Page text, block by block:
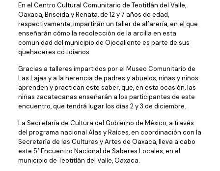
En el Centro Cultural Comunitario de Teotitlán del Valle,
Oaxaca, Briseida y Renata, de 12 y 7 años de edad,
respectivamente, impartirán un taller de alfarería, en el que
enseñarán cómo la recolección de la arcilla en esta
comunidad del municipio de Ojocaliente es parte de sus
quehaceres cotidianos.
Gracias a talleres impartidos por el Museo Comunitario de
Las Lajas y a la herencia de padres y abuelos, niñas y niños
aprenden y practican este saber, que, en esta ocasión, las
niñas zacatecanas enseñarán a los participantes de este
encuentro, que tendrá lugar los días 2 y 3 de diciembre.
La Secretaría de Cultura del Gobierno de México, a través
del programa nacional Alas y Raíces, en coordinación con la
Secretaría de las Culturas y Artes de Oaxaca, lleva a cabo
este 5° Encuentro Nacional de Saberes Locales, en el
municipio de Teotitlán del Valle, Oaxaca.